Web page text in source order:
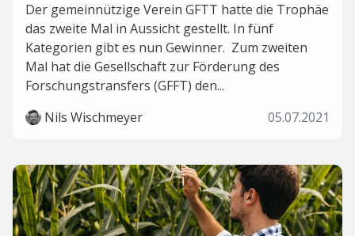
Der gemeinnützige Verein GFTT hatte die Trophäe
das zweite Mal in Aussicht gestellt. In fünf
Kategorien gibt es nun Gewinner. Zum zweiten
Mal hat die Gesellschaft zur Förderung des
Forschungstransfers (GFFT) den...
Nils Wischmeyer
05.07.2021